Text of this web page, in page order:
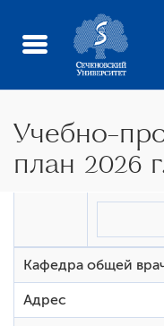
Учебно-
план 2026
Международные и
Краткосрочные
реализуемые в
образования (НМО),
сертификат
История кафедры
Кафедра общей
Адрес